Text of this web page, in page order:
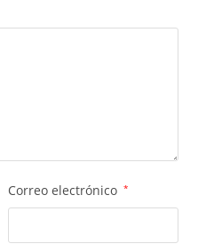
Correo electrónico *